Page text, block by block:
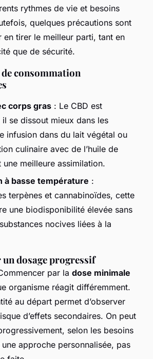
rythmes de vie et besoins
quelques précautions sont
en tirer le meilleur parti, tant en
que de sécurité.
consommation
corps gras : Le CBD est
se dissout mieux dans les
infusion dans du lait végétal ou
culinaire avec de l’huile de
meilleure assimilation.
à basse température :
terpènes et cannabinoïdes, cette
une biodisponibilité élevée sans
nocives liées à la
dosage progressif
par la dose minimale
organisme réagit différemment.
au départ permet d’observer
d’effets secondaires. On peut
selon les besoins
une approche personnalisée, pas